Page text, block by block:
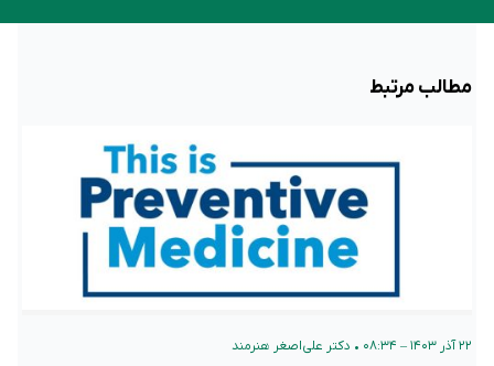
مطالب مرتبط
۲۲ آذر ۱۴۰۳ – ۰۸:۳۴ • دکتر علی‌اصغر هنرمند